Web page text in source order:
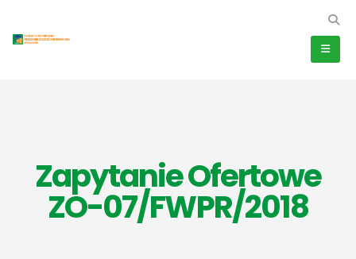
Zapytanie Ofertowe
ZO-07/FWPR/2018